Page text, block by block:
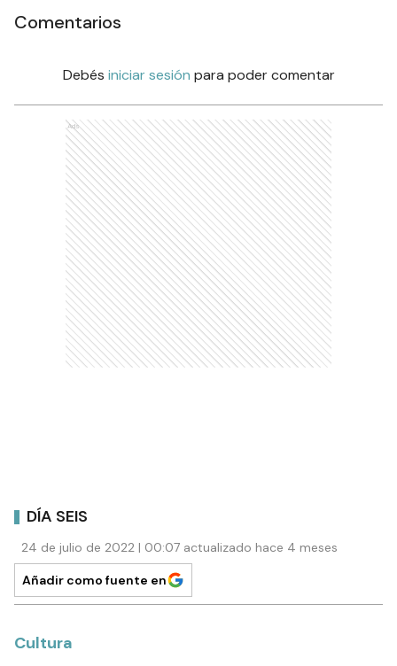
Comentarios
Debés iniciar sesión para poder comentar
Ads
DÍA SEIS
24 de julio de 2022 | 00:07 actualizado hace 4 meses
Añadir como fuente en
Cultura